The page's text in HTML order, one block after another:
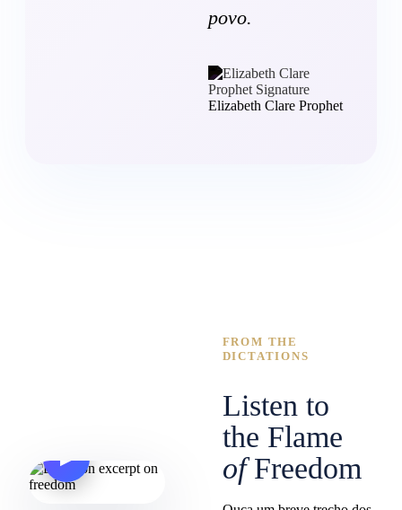
povo.
Elizabeth Clare Prophet
▶
FROM THE
DICTATIONS
Listen to
the Flame
ofFreedom